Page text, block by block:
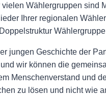
Wählergruppen
Ihrer regionalen
jungen Geschichte der
wir können die
Menschenverstand und
zu lösen und nicht wie